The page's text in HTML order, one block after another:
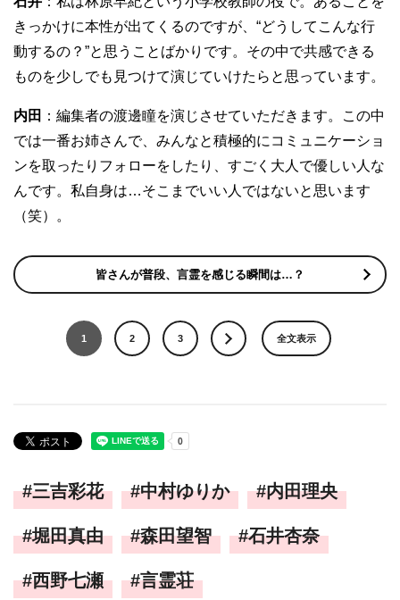
きっかけに本性が出てくるのですが、“どうしてこんな行
動するの？”と思うことばかりです。その中で共感できる
ものを少しでも見つけて演じていけたらと思っています。
内田 ：編集者の渡邊瞳を演じさせていただきます。この中
では一番お姉さんで、みんなと積極的にコミュニケーショ
ンを取ったりフォローをしたり、すごく大人で優しい人な
んです。私自身は…そこまでいい人ではないと思います
（笑）。
皆さんが普段、言霊を感じる瞬間は…？
1 2 3 全文表示
三吉彩花 中村ゆりか 内田理央
堀田真由 森田望智 石井杏奈
西野七瀬 言霊荘